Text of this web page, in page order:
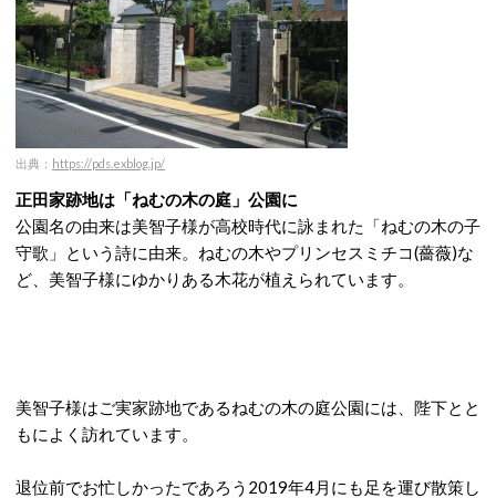
出典： https://pds.exblog.jp/
正田家跡地は「ねむの木の庭」公園に
公園名の由来は美智子様が高校時代に詠まれた「ねむの木の子
守歌」という詩に由来。ねむの木やプリンセスミチコ(薔薇)な
ど、美智子様にゆかりある木花が植えられています。
美智子様はご実家跡地であるねむの木の庭公園には、陛下とと
もによく訪れています。
退位前でお忙しかったであろう2019年4月にも足を運び散策し